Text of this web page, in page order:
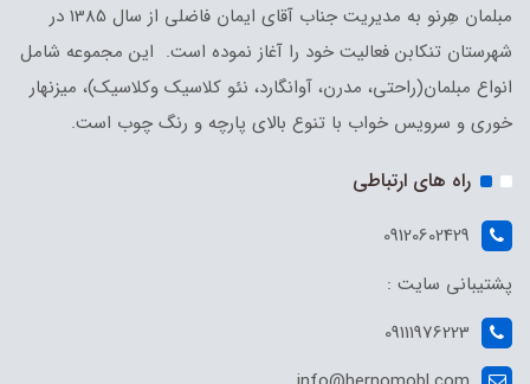
مبلمان هِرنو به مدیریت جناب آقای ایمان فاضلی از سال 1385 در
شهرستان تنکابن فعالیت خود را آغاز نموده است. این مجموعه شامل
انواع مبلمان(راحتی، مدرن، آوانگارد، نئو کلاسیک وکلاسیک)، میزنهار
خوری و سرویس خواب با تنوع بالای پارچه و رنگ چوب است.
راه های ارتباطی
09120602429
پشتیبانی سایت :
09111976223